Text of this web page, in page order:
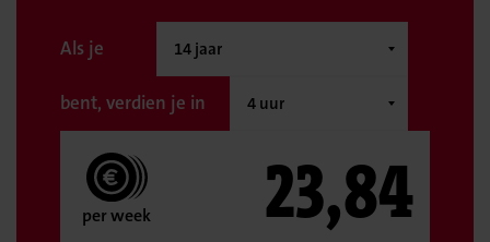
Als je
bent, verdien je in
per week 23,84